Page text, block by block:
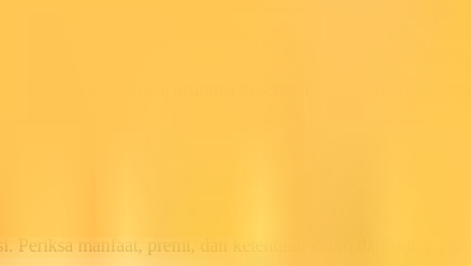
asuransi jiwa, asuransi kesehatan, atau asuransi
Periksa manfaat, premi, dan ketentuan klaim dari setiap